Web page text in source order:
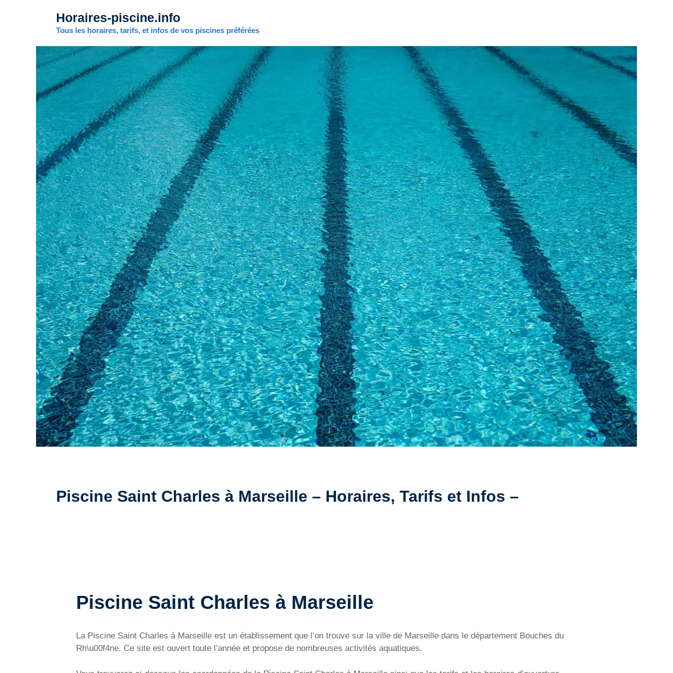
Horaires-piscine.info
Tous les horaires, tarifs, et infos de vos piscines préférées
Piscine Saint Charles à Marseille – Horaires, Tarifs et Infos –
Piscine Saint Charles à Marseille
La Piscine Saint Charles à Marseille est un établissement que l’on trouve sur la ville de Marseille dans le département Bouches du
Rh\u00f4ne. Ce site est ouvert toute l’année et propose de nombreuses activités aquatiques.